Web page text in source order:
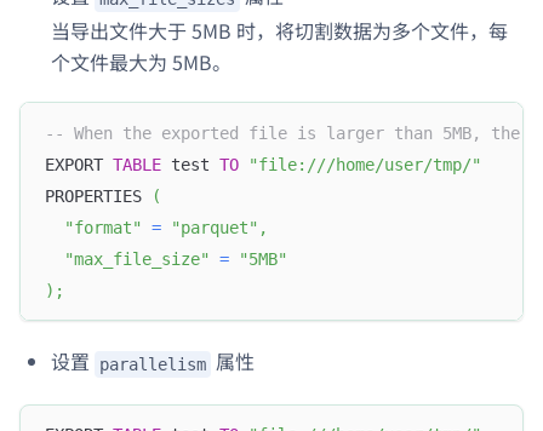
当导出文件大于 5MB 时，将切割数据为多个文件，每
个文件最大为 5MB。
-- When the exported file is larger than 5MB,
EXPORT TABLE test TO
"file:///home/user/tmp/"
PROPERTIES
(
"format"
= "parquet" ,
"max_file_size"
=
"5MB"
) ;
设置 parallelism 属性